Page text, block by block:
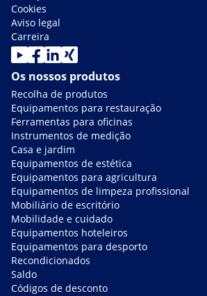
Cookies
Aviso legal
Carreira
Os nossos produtos
Recolha de produtos
Equipamentos para restauração
Ferramentas para oficinas
Instrumentos de medição
Casa e jardim
Equipamentos de estética
Equipamentos para agricultura
Equipamentos de limpeza profissional
Mobiliário de escritório
Mobilidade e cuidado
Equipamentos hoteleiros
Equipamentos para desporto
Recondicionados
Saldo
Códigos de desconto